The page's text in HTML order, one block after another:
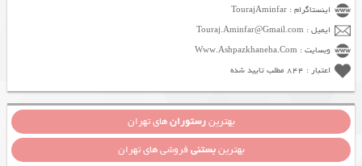
اینستاگرام : TourajAminfar
ایمیل : Touraj.Aminfar@Gmail.com
وبسایت : Www.Ashpazkhaneha.Com
اعتبار : 844 مطلب تایید شده
بهترینرستورانهای تهران
بهترینبستنی فروشی های تهران